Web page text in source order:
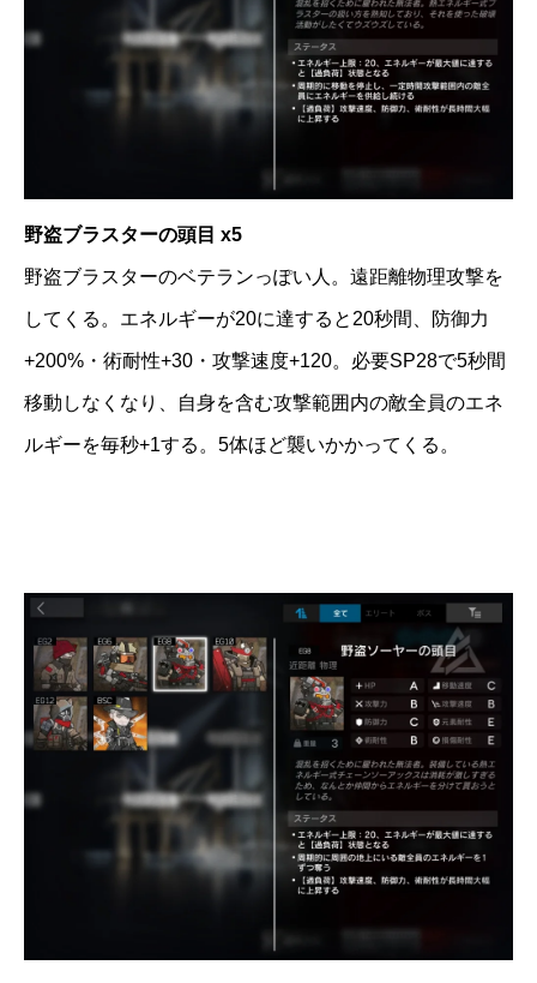
野盗ブラスターの頭目 x5
野盗ブラスターのベテランっぽい人。遠距離物理攻撃を
してくる。エネルギーが20に達すると20秒間、防御力
+200%・術耐性+30・攻撃速度+120。必要SP28で5秒間
移動しなくなり、自身を含む攻撃範囲内の敵全員のエネ
ルギーを毎秒+1する。5体ほど襲いかかってくる。